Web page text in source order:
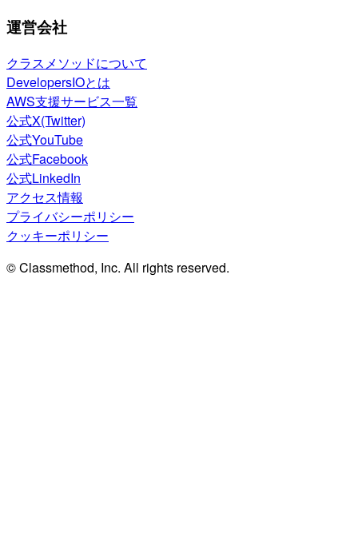
運営会社
クラスメソッドについて
DevelopersIOとは
AWS支援サービス一覧
公式X(Twitter)
公式YouTube
公式Facebook
公式LinkedIn
アクセス情報
プライバシーポリシー
クッキーポリシー
© Classmethod, Inc. All rights reserved.